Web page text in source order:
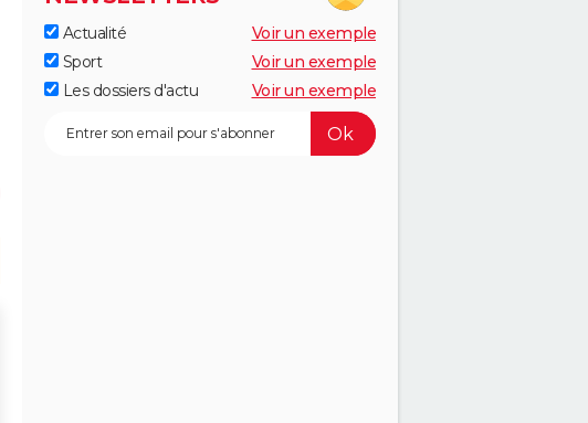
Actualité
Voir un exemple
Sport
Voir un exemple
Les dossiers d'actu
Voir un exemple